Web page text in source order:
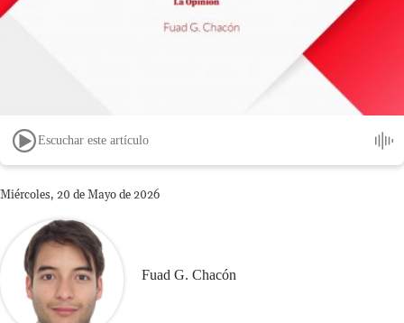
Escuchar este artículo
Miércoles, 20 de Mayo de 2026
Fuad G. Chacón